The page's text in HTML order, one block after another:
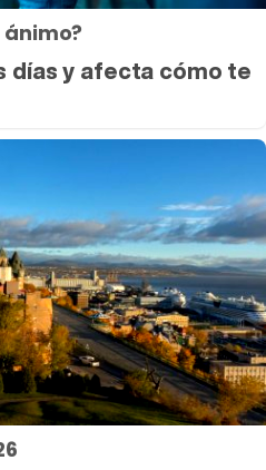
días y afecta cómo te